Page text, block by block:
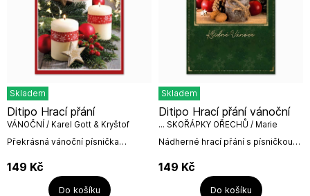
Skladem
Překrásná vánoční písnička
poslední) nazpíval Karel Gott s
Richardem Krajčem a skupinou...
Ditipo Hrací přání
VÁNOČNÍ / Karel Gott & Kryštof
149 Kč
Do košíku
Skladem
Nádherné hrací přání s písničkou
Rottrové.Hrací přání je včetně bílé
obálky.Rozměr: 224 x 157...
Ditipo Hrací přání vánoční
... SKOŘÁPKY OŘECHŮ / Marie
Rottrová
149 Kč
Do košíku